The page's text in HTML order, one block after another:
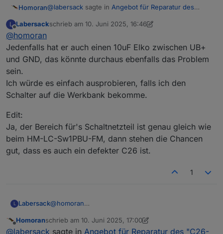
Homoran@labersack sagte in Angebot für Reparatur des
müsste ich mal sehen, aber
labersack
Angebot für Reparatur des
"C26-Problems":
das ist ein Wandtaster (remote control), kein Aktor.
hat der wirklich die selbe Problematik?
EDIT2: Stückliste
L
Offline
Labersackschrieb am 10. Juni 2025, 16:46
zuletzt editiert von Labersack 6. Okt. 2025, 18:48
@homoran
Jedenfalls hat er auch einen 10uF Elko zwischen UB+
und GND, das könnte durchaus ebenfalls das Problem
sein.
Ich würde es einfach ausprobieren, falls ich den
Schalter auf die Werkbank bekomme.
Edit:
Ja, der Bereich für's Schaltnetzteil ist genau gleich wie
beim HM-LC-Sw1PBU-FM, dann stehen die Chancen
gut, dass es auch ein defekter C26 ist.
1
L Labersack@homoran
UB+ und GND, das könnte durchaus ebenfalls das
Problem sein.
Edit:
Ja, der Bereich für's Schaltnetzteil ist genau gleich
Offline
Homoranschrieb am 10. Juni 2025, 17:00
zuletzt editiert von Homoran6. Okt. 2025, 19:02
@labersack sagte in Angebot für Reparatur des "C26-